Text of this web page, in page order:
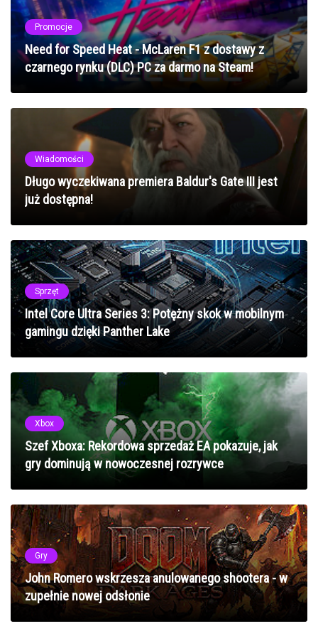
Promocje
Need for Speed Heat - McLaren F1 z dostawy z
czarnego rynku (DLC) PC za darmo na Steam!
Wiadomości
Długo wyczekiwana premiera Baldur's Gate III jest
już dostępna!
Sprzęt
Intel Core Ultra Series 3: Potężny skok w mobilnym
gamingu dzięki Panther Lake
Xbox
Szef Xboxa: Rekordowa sprzedaż EA pokazuje, jak
gry dominują w nowoczesnej rozrywce
Gry
John Romero wskrzesza anulowanego shootera - w
zupełnie nowej odsłonie